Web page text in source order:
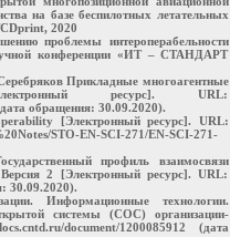
на базе беспилотных летательных
2020
проблемы интероперабельности
конференции «ИТ – СТАНДАРТ
Прикладные многоагентные
ресурс]. URL:
обращения: 30.09.2020).
[Электронный ресурс]. URL:
STO-EN-SCI-271/EN-SCI-271-
профиль взаимосвязи
2 [Электронный ресурс]. URL:
30.09.2020).
Информационные технологии.
системы (СОС) организации-
document/1200085912 (дата